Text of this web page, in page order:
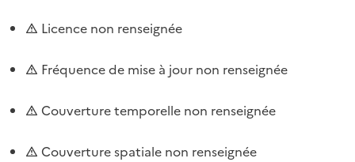
Licence non renseignée
Fréquence de mise à jour non renseignée
Couverture temporelle non renseignée
Couverture spatiale non renseignée